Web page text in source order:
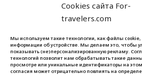
Cookies сайта For-
travelers.com
Мы используем такие технологии, как файлы
информации об устройстве. Мы делаем это, чтобы
показывать (не)персонализированную рекламу.
технологий позволит нам обрабатывать такие
просмотре или уникальные идентификаторы на
согласия может отрицательно повлиять на
For Travelers
Блог
Контакты